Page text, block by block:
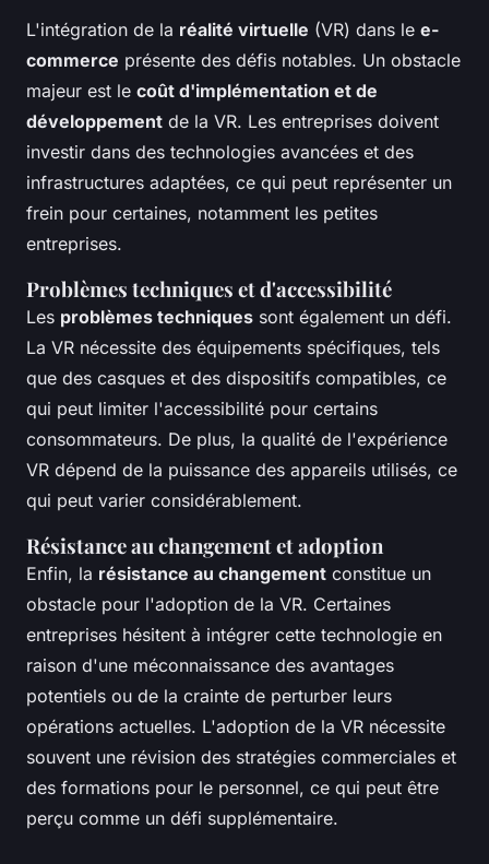
L'intégration de la réalité virtuelle (VR) dans le e-
commerce présente des défis notables. Un obstacle
majeur est le coût d'implémentation et de
développement de la VR. Les entreprises doivent
investir dans des technologies avancées et des
infrastructures adaptées, ce qui peut représenter un
frein pour certaines, notamment les petites
entreprises.
Problèmes techniques et d'accessibilité
Les problèmes techniques sont également un défi.
La VR nécessite des équipements spécifiques, tels
que des casques et des dispositifs compatibles, ce
qui peut limiter l'accessibilité pour certains
consommateurs. De plus, la qualité de l'expérience
VR dépend de la puissance des appareils utilisés, ce
qui peut varier considérablement.
Résistance au changement et adoption
Enfin, la résistance au changement constitue un
obstacle pour l'adoption de la VR. Certaines
entreprises hésitent à intégrer cette technologie en
raison d'une méconnaissance des avantages
potentiels ou de la crainte de perturber leurs
opérations actuelles. L'adoption de la VR nécessite
souvent une révision des stratégies commerciales et
des formations pour le personnel, ce qui peut être
perçu comme un défi supplémentaire.